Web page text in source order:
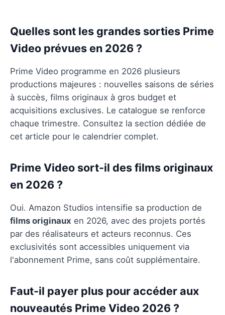
Quelles sont les grandes sorties Prime
Video prévues en 2026 ?
Prime Video programme en 2026 plusieurs
productions majeures : nouvelles saisons de séries
à succès, films originaux à gros budget et
acquisitions exclusives. Le catalogue se renforce
chaque trimestre. Consultez la section dédiée de
cet article pour le calendrier complet.
Prime Video sort-il des films originaux
en 2026 ?
Oui. Amazon Studios intensifie sa production de
films originaux en 2026, avec des projets portés
par des réalisateurs et acteurs reconnus. Ces
exclusivités sont accessibles uniquement via
l'abonnement Prime, sans coût supplémentaire.
Faut-il payer plus pour accéder aux
nouveautés Prime Video 2026 ?